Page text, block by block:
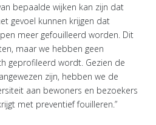
bepaalde wijken kan zijn dat
gevoel kunnen krijgen dat
meer gefouilleerd worden. Dit
maar we hebben geen
geprofileerd wordt. Gezien de
zijn, hebben we de
aan bewoners en bezoekers
met preventief fouilleren.”